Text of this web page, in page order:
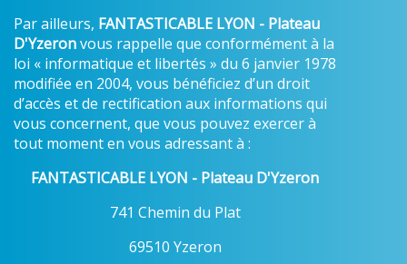
Par ailleurs, FANTASTICABLE LYON - Plateau
D'Yzeronvous rappelle que conformément à la
loi « informatique et libertés » du 6 janvier 1978
modifiée en 2004, vous bénéficiez d’un droit
d’accès et de rectification aux informations qui
vous concernent, que vous pouvez exercer à
tout moment en vous adressant à :
FANTASTICABLE LYON - Plateau D'Yzeron
741 Chemin du Plat
69510 Yzeron